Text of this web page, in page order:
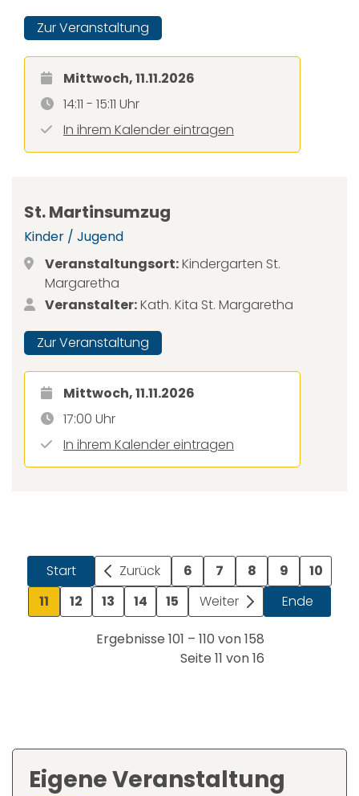
Zur Veranstaltung
Mittwoch, 11.11.2026
14:11 - 15:11 Uhr
In ihrem Kalender eintragen
St. Martinsumzug
Kinder / Jugend
Veranstaltungsort:Kindergarten St.
Margaretha
Veranstalter:Kath. Kita St. Margaretha
Zur Veranstaltung
Mittwoch, 11.11.2026
17:00 Uhr
In ihrem Kalender eintragen
Start Zurück 6 7 8 9
10
11
12 13 14 15 Weiter Ende
Ergebnisse 101 – 110 von 158
Seite 11 von 16
Eigene Veranstaltung